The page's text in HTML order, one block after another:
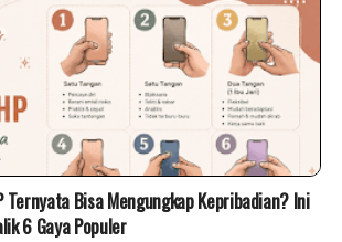
Ternyata Bisa Mengungkap Kepribadian? Ini
6 Gaya Populer